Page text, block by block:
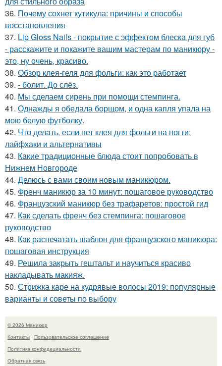
36. Почему сохнет кутикула: причины и способы
восстановления
37. Lip Gloss Nails - покрытие с эффектом блеска для губ
- расскажите и покажите вашим мастерам по маникюру -
это, ну очень, красиво.
38. Обзор клея-геля для фольги: как это работает
39. - болит. До слёз.
40. Мы сделаем сирень при помощи стемпинга.
41. Однажды я обедала борщом, и одна капля упала на
мою белую футболку.
42. Что делать, если нет клея для фольги на ногти:
лайфхаки и альтернативы
43. Какие традиционные блюда стоит попробовать в
Нижнем Новгороде
44. Делюсь с вами своим новым маникюром.
45. Френч маникюр за 10 минут: пошаговое руководство
46. Французский маникюр без трафаретов: простой гид
47. Как сделать френч без стемпинга: пошаговое
руководство
48. Как распечатать шаблон для французского маникюра:
пошаговая инструкция
49. Решила закрыть гештальт и научиться красиво
накладывать макияж.
50. Стрижка каре на кудрявые волосы 2019: популярные
варианты и советы по выбору
© 2026 Маникюр
Контакты
Пользовательское соглашение
Политика конфидециальности
Обратная связь